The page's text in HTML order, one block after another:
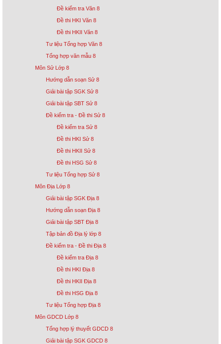
Đề kiểm tra Văn 8
Đề thi HKI Văn 8
Đề thi HKII Văn 8
Tư liệu Tổng hợp Văn 8
Tổng hợp văn mẫu 8
Môn Sử Lớp 8
Hướng dẫn soạn Sử 8
Giải bài tập SGK Sử 8
Giải bài tập SBT Sử 8
Đề kiểm tra - Đề thi Sử 8
Đề kiểm tra Sử 8
Đề thi HKI Sử 8
Đề thi HKII Sử 8
Đề thi HSG Sử 8
Tư liệu Tổng hợp Sử 8
Môn Địa Lớp 8
Giải bài tập SGK Địa 8
Hướng dẫn soạn Địa 8
Giải bài tập SBT Địa 8
Tập bản đồ Địa lý lớp 8
Đề kiểm tra - Đề thi Địa 8
Đề kiểm tra Địa 8
Đề thi HKI Địa 8
Đề thi HKII Địa 8
Đề thi HSG Địa 8
Tư liệu Tổng hợp Địa 8
Môn GDCD Lớp 8
Tổng hợp lý thuyết GDCD 8
Giải bài tập SGK GDCD 8